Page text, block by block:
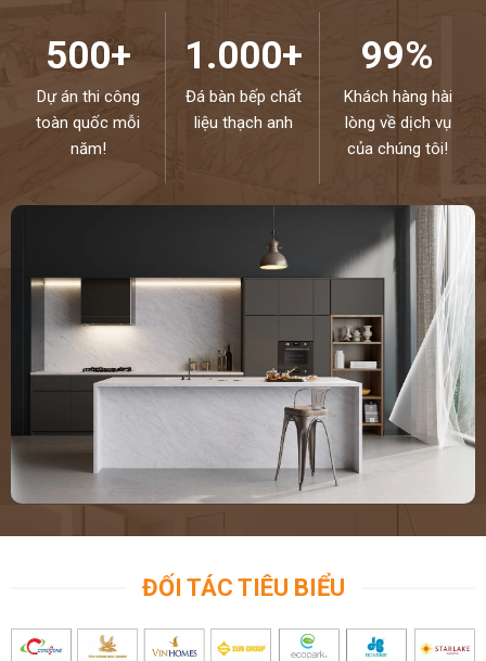
500+
Dự án thi công
toàn quốc mỗi
năm!
1.000+
Đá bàn bếp chất
liệu thạch anh
99%
Khách hàng hài
lòng về dịch vụ
của chúng tôi!
ĐỐI TÁC TIÊU BIỂU